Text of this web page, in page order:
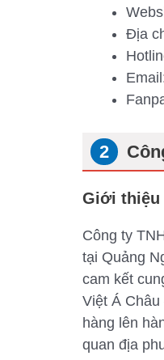
Địa
Giới thiệu
Công ty
tại Quảng
cam kết
Việt Á
hàng lên
quan địa